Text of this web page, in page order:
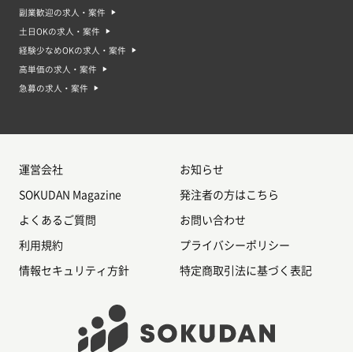
副業歓迎の求人・案件
土日OKの求人・案件
経験少なめOKの求人・案件
高単価の求人・案件
急募の求人・案件
運営会社 お知らせ
SOKUDAN Magazine 発注者の方はこちら
よくあるご質問 お問い合わせ
利用規約 プライバシーポリシー
情報セキュリティ方針 特定商取引法に基づく表記